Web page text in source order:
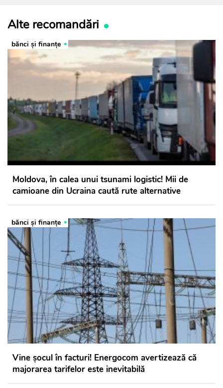
Alte recomandări
bănci şi finanţe
Moldova, în calea unui tsunami logistic! Mii de
camioane din Ucraina caută rute alternative
bănci şi finanţe
Vine șocul în facturi! Energocom avertizează că
majorarea tarifelor este inevitabilă